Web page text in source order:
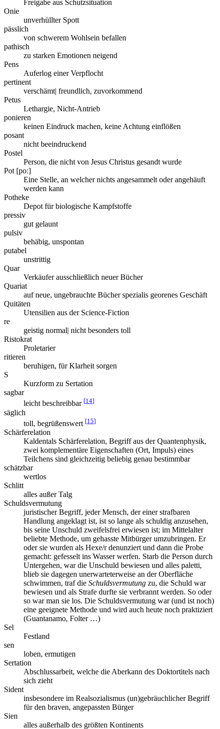
Freigabe aus Schutzsituation
Onie
unverhüllter Spott
pässlich
von schwerem Wohlsein befallen
pathisch
zu starken Emotionen neigend
Pens
Auferlog einer Verpflocht
pertinent
verschämt| freundlich, zuvorkommend
Petus
Lethargie, Nicht-Antrieb
ponieren
keinen Eindruck machen, keine Achtung einflößen
posant
nicht beeindruckend
Postel
Person, die nicht von Jesus Christus gesandt wurde
Pot [poː]
Eine Stelle, an welcher nichts angesammelt oder angehäuft
werden kann
Potheke
Depot für biologische Kampfstoffe
pressiv
gut gelaunt
pulsiv
behäbig, unspontan
putabel
unstrittig
Quar
Verkäufer ausschließlich neuer Bücher
Quariat
auf neue, ungebrauchte Bücher spezialis georenes Geschäft
Quitäten
Utensilien aus der Science-Fiction
re
geistig normal| nicht besonders toll
Ristokrat
Proletarier
ritieren
beruhigen, für Klarheit sorgen
S
Kurzform zu Sertation
sagbar
leicht beschreibbar [14]
säglich
toll, begrüßenswert [15]
Schärferelation
Kaldentals Schärferelation, Begriff aus der Quantenphysik,
zwei komplementäre Eigenschaften (Ort, Impuls) eines
Teilchens sind gleichzeitig beliebig genau bestimmbar
schätzbar
wertlos
Schlitt
alles außer Talg
Schuldsvermutung
juristischer Begriff, jeder Mensch, der einer strafbaren
Handlung angeklagt ist, ist so lange als schuldig anzusehen,
bis seine Unschuld zweifelsfrei erwiesen ist; im Mittelalter
beliebte Methode, um gehasste Mitbürger umzubringen. Er
oder sie wurden als Hexe/r denunziert und dann die Probe
gemacht: gefesselt ins Wasser werfen. Starb die Person durch
Untergehen, war die Unschuld bewiesen und alles paletti,
blieb sie dagegen unerwarteterweise an der Oberfläche
schwimmen, traf die Schuldsvermutung zu, die Schuld war
bewiesen und als Strafe durfte sie verbrannt werden. So oder
so war man sie los. Die Schuldsvermutung war (und ist noch)
eine geeignete Methode und wird auch heute noch praktiziert
(Guantanamo, Folter …)
Sel
Festland
sen
loben, ermutigen
Sertation
Abschlussarbeit, welche die Aberkann des Doktortitels nach
sich zieht
Sident
insbesondere im Realsozialismus (un)gebräuchlicher Begriff
für den braven, angepassten Bürger
Sien
alles außerhalb des größten Kontinents